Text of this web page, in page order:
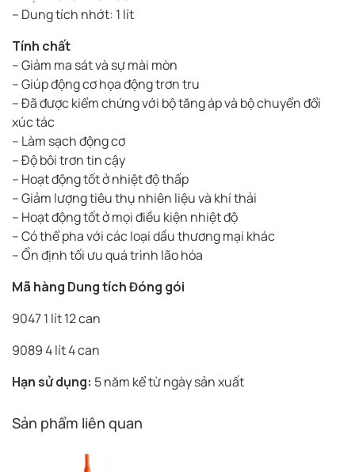
– Dung tích nhớt: 1 lít
Tính chất
– Giảm ma sát và sự mài mòn
– Giúp động cơ họa động trơn tru
– Đã được kiểm chứng với bộ tăng áp và bộ chuyển đổi
xúc tác
– Làm sạch động cơ
– Độ bôi trơn tin cậy
– Hoạt động tốt ở nhiệt độ thấp
– Giảm lượng tiêu thụ nhiên liệu và khí thải
– Hoạt động tốt ở mọi điều kiện nhiệt độ
– Có thể pha với các loại dầu thương mại khác
– Ổn định tối ưu quá trình lão hóa
Mã hàng Dung tích Đóng gói
9047 1 lít 12 can
9089 4 lít 4 can
Hạn sử dụng: 5 năm kể từ ngày sản xuất
Sản phẩm liên quan